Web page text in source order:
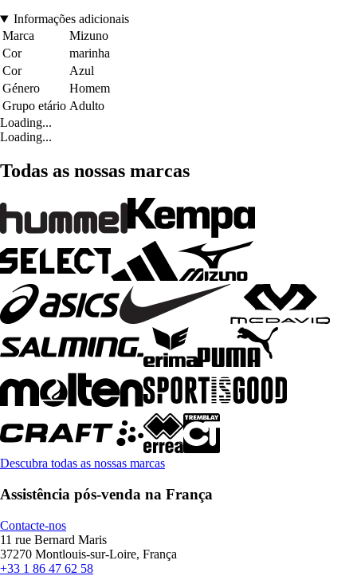
Informações adicionais
Marca
Mizuno
Cor
marinha
Cor
Azul
Género
Homem
Grupo etário Adulto
Loading...
Loading...
Todas as nossas marcas
Descubra todas as nossas marcas
Assistência pós-venda na França
Contacte-nos
11 rue Bernard Maris
37270 Montlouis-sur-Loire, França
+33 1 86 47 62 58